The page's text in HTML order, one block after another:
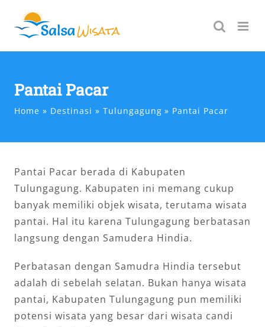
content
Pantai Pacar
Home Destinasi Tulungagung Pantai Pacar
Pantai Pacar berada di Kabupaten
Tulungagung. Kabupaten ini memang cukup
banyak memiliki objek wisata, terutama wisata
pantai. Hal itu karena Tulungagung berbatasan
langsung dengan Samudera Hindia.
Perbatasan dengan Samudra Hindia tersebut
adalah di sebelah selatan. Bukan hanya wisata
pantai, Kabupaten Tulungagung pun memiliki
potensi wisata yang besar dari wisata candi